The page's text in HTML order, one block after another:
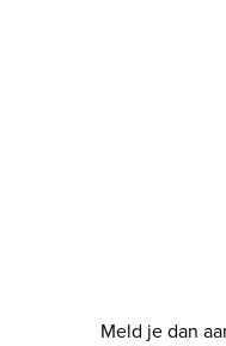
Meld je dan